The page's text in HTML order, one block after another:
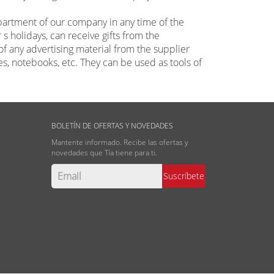
of our company in any time of the
holidays, can receive gifts from the
any advertising material from the supplier
notebooks, etc. They can be used as tools of
BOLETÍN DE OFERTAS Y NOVEDADES
Mantente informado. Recibe las ofertas y
novedades que Tía tiene para ti.